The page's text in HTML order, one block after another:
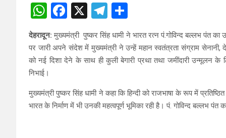
W
at
s
A
p
p
F
a
ce
b
o
k
X
T
e
gr
m
h
ar
e
देहरादून:मुख्यमंत्री पुष्कर सिंह धामी ने भारत रत्न पं.गोविन्द बल्लभ पंत का
पर जारी अपने संदेश में मुख्यमंत्री ने उन्हें महान स्वतंत्रता संग्राम
को नई दिशा देने के साथ ही कुली बेगारी प्रथा तथा जमींदारी उन्मूलन के
निभाई।
मुख्यमंत्री पुष्कर सिंह धामी ने कहा कि हिन्दी को राजभाषा के रूप में
भारत के निर्माण में भी उनकी महत्वपूर्ण भूमिका रही है। पं. गोविन्द बल्लभ पंत